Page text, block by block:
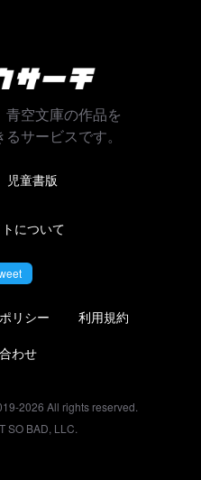
空文庫の作品を
サービスです。
児童書版
について
リシー
利用規約
わせ
2026 All rights reserved.
SO BAD, LLC.